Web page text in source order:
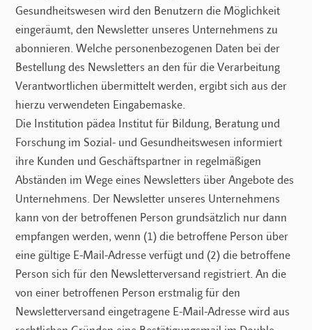
Gesundheitswesen wird den Benutzern die Möglichkeit
eingeräumt, den Newsletter unseres Unternehmens zu
abonnieren. Welche personenbezogenen Daten bei der
Bestellung des Newsletters an den für die Verarbeitung
Verantwortlichen übermittelt werden, ergibt sich aus der
hierzu verwendeten Eingabemaske.
Die Institution pädea Institut für Bildung, Beratung und
Forschung im Sozial- und Gesundheitswesen informiert
ihre Kunden und Geschäftspartner in regelmäßigen
Abständen im Wege eines Newsletters über Angebote des
Unternehmens. Der Newsletter unseres Unternehmens
kann von der betroffenen Person grundsätzlich nur dann
empfangen werden, wenn (1) die betroffene Person über
eine gültige E-Mail-Adresse verfügt und (2) die betroffene
Person sich für den Newsletterversand registriert. An die
von einer betroffenen Person erstmalig für den
Newsletterversand eingetragene E-Mail-Adresse wird aus